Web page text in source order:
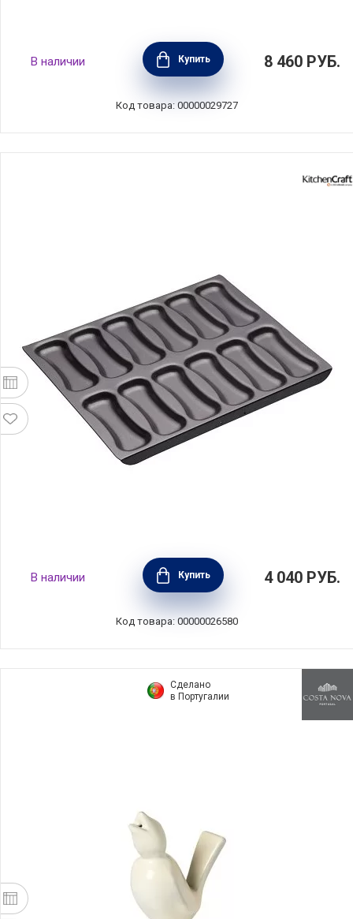
Форма "Низкий Киш", диаметр 29 см, цвет
красный, керамика, Emile Henry, Франция,
346031
В наличии Купить 8 460 РУБ.
Код товара: 00000029727
Форма для выпечки эклеров Master Class,
цвет серый, сталь, Kitchen Craft,
Великобритания, KCMCHB81
В наличии Купить 4 040 РУБ.
Код товара: 00000026580
Сделано
в Португалии